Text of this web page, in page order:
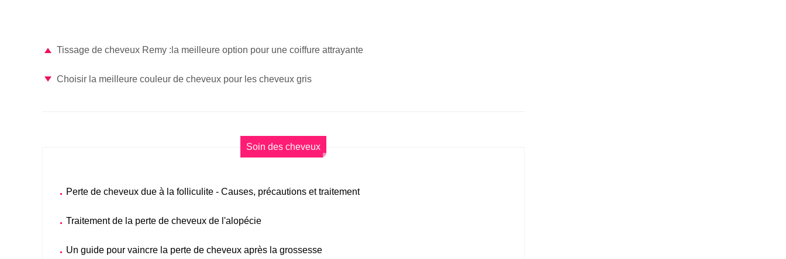
Tissage de cheveux Remy :la meilleure option pour une coiffure attrayante
Choisir la meilleure couleur de cheveux pour les cheveux gris
Soin des cheveux
Perte de cheveux due à la folliculite - Causes, précautions et traitement
Traitement de la perte de cheveux de l'alopécie
Un guide pour vaincre la perte de cheveux après la grossesse